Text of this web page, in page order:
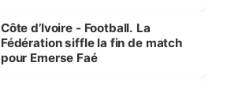
Côte d’Ivoire - Football. La
Fédération siffle la fin de match
pour Emerse Faé